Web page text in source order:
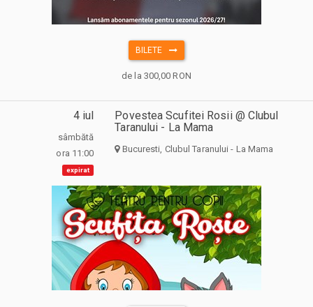
BILETE
de la 300,00 RON
4 iul
sâmbătă
ora 11:00
expirat
Povestea Scufitei Rosii @ Clubul
Taranului - La Mama
Bucuresti, Clubul Taranului - La Mama